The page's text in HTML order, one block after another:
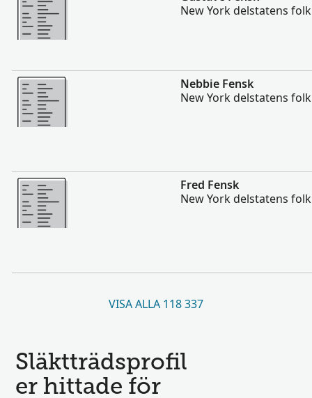
New York delstatens
Mer
Nebbie Fensk
New York delstatens
Mer
Fred Fensk
New York delstatens
VISA ALLA 118 337
Släktträdsprofil
er hittade för